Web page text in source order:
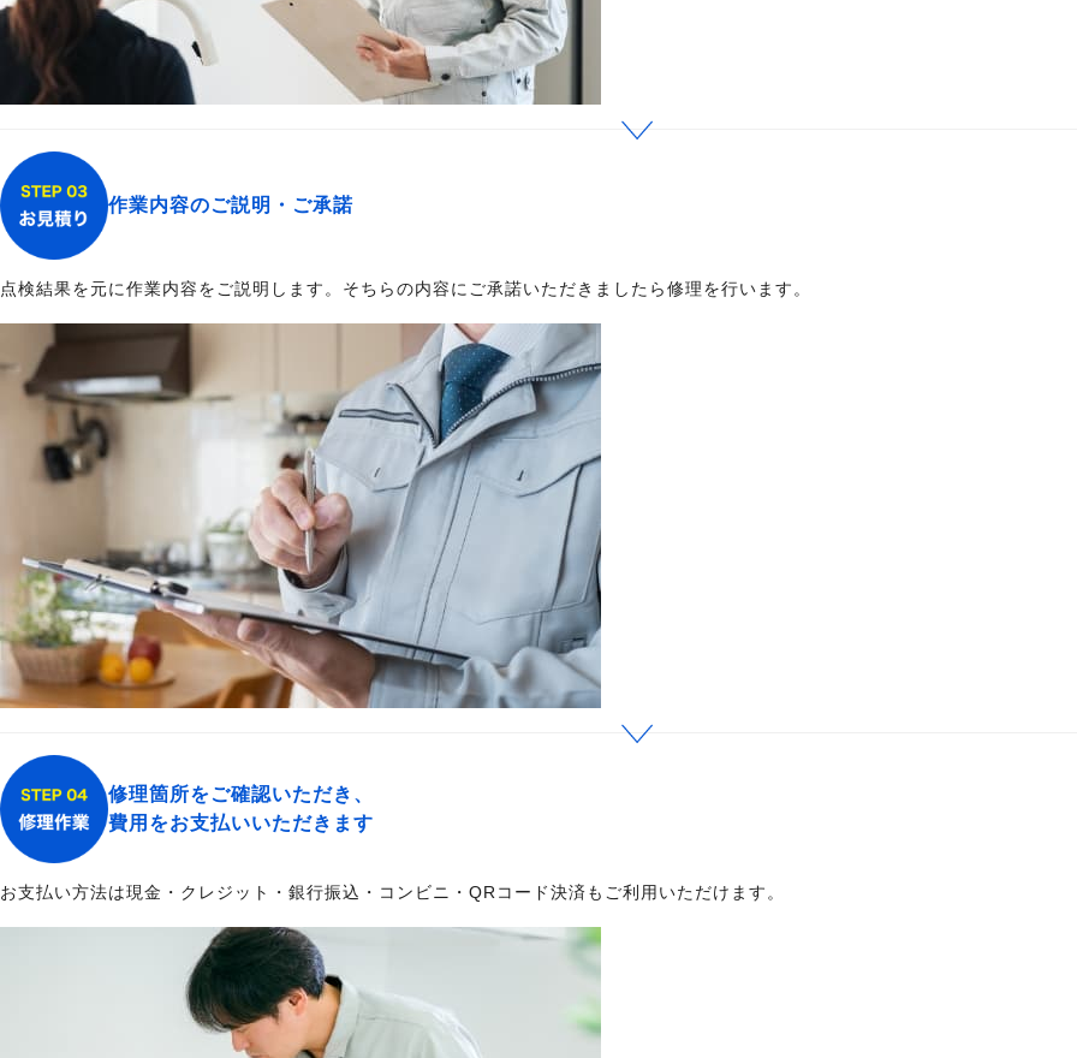
作業内容のご説明・ご承諾
点検結果を元に作業内容をご説明します。そちらの内容にご承諾いただきましたら修理を行います。
修理箇所をご確認いただき、
費用をお支払いいただきます
お支払い方法は現金・クレジット・銀行振込・コンビニ・QRコード決済もご利用いただけます。